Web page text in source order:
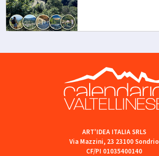
ART'IDEA ITALIA SRLS
Via Mazzini, 23 23100 Sondrio
CF/PI 01035400140